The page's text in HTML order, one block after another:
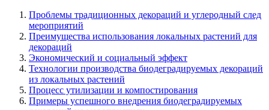
Проблемы традиционных декораций и углеродный след
мероприятий
Преимущества использования локальных растений для
декораций
Экономический и социальный эффект
Технологии производства биодеградируемых декораций
из локальных растений
Процесс утилизации и компостирования
Примеры успешного внедрения биодеградируемых